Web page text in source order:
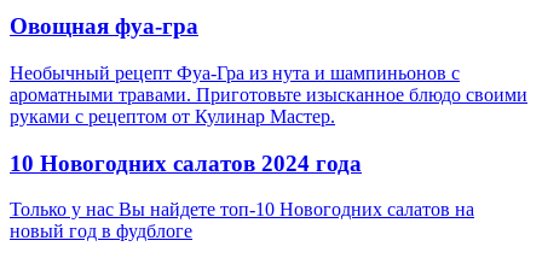
Овощная фуа-гра
Необычный рецепт Фуа-Гра из нута и шампиньонов с
ароматными травами. Приготовьте изысканное блюдо своими
руками с рецептом от Кулинар Мастер.
10 Новогодних салатов 2024 года
Только у нас Вы найдете топ-10 Новогодних салатов на
новый год в фудблоге